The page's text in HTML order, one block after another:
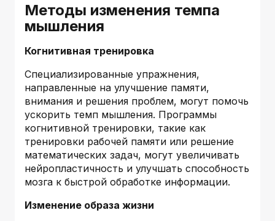
Методы изменения темпа
мышления
Когнитивная тренировка
Специализированные упражнения,
направленные на улучшение памяти,
внимания и решения проблем, могут помочь
ускорить темп мышления. Программы
когнитивной тренировки, такие как
тренировки рабочей памяти или решение
математических задач, могут увеличивать
нейропластичность и улучшать способность
мозга к быстрой обработке информации.
Изменение образа жизни